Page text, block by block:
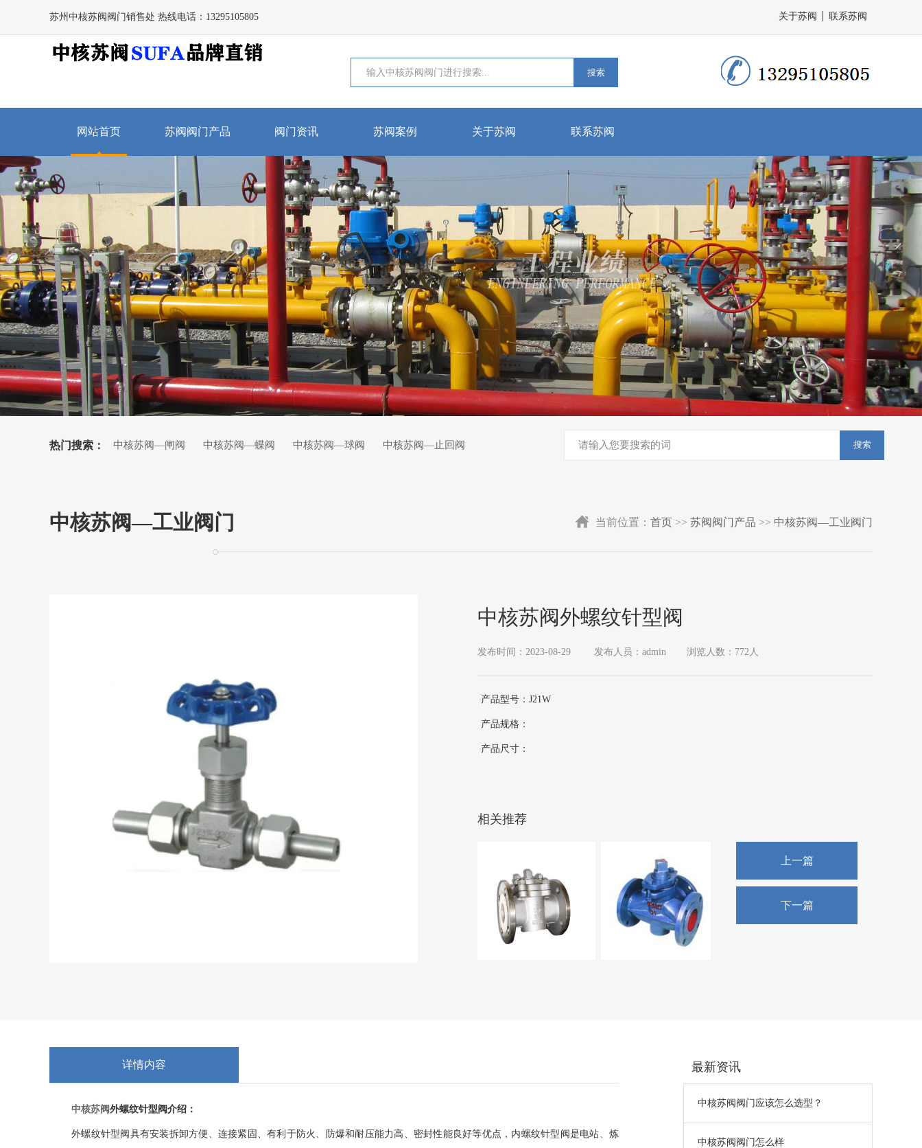
苏州中核苏阀阀门销售处 热线电话：13295105805 关于苏阀 联系苏阀
搜索
网站首页 苏阀阀门产品 阀门资讯 苏阀案例 关于苏阀 联系苏阀
热门搜索： 中核苏阀—闸阀 中核苏阀—蝶阀 中核苏阀—球阀 中核苏阀—止回阀 搜索
中核苏阀—工业阀门 当前位置： 首页 >> 苏阀阀门产品 >> 中核苏阀—工业阀门
中核苏阀外螺纹针型阀
发布时间：2023-08-29 发布人员：admin 浏览人数：772人
产品型号：J21W
产品规格：
产品尺寸：
相关推荐
上一篇
下一篇
详情内容
中核苏阀外螺纹针型阀介绍：
外螺纹针型阀 具有安装拆卸方便、连接紧固、有利于防火、防爆和耐压能力高、密封性能良好等优点，内螺纹针型阀是电站、炼
最新资讯
中核苏阀阀门应该怎么选型？
中核苏阀阀门怎么样